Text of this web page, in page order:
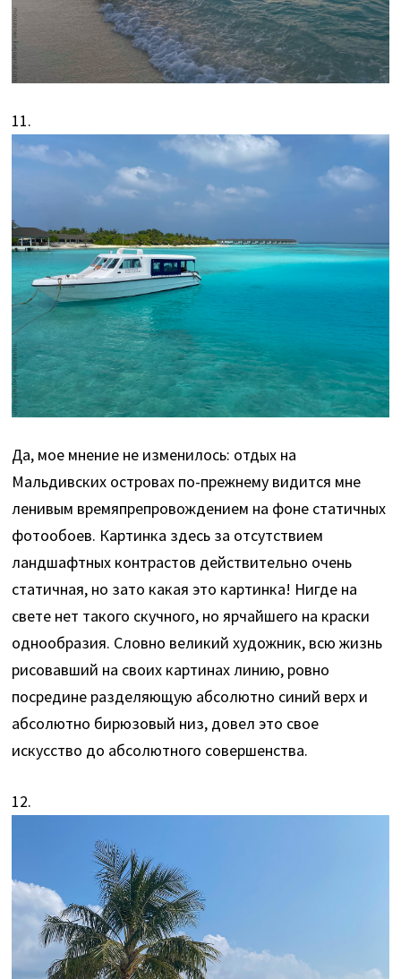
11.
Да, мое мнение не изменилось: отдых на
Мальдивских островах по-прежнему видится мне
ленивым времяпрепровождением на фоне статичных
фотообоев. Картинка здесь за отсутствием
ландшафтных контрастов действительно очень
статичная, но зато какая это картинка! Нигде на
свете нет такого скучного, но ярчайшего на краски
однообразия. Словно великий художник, всю жизнь
рисовавший на своих картинах линию, ровно
посредине разделяющую абсолютно синий верх и
абсолютно бирюзовый низ, довел это свое
искусство до абсолютного совершенства.
12.